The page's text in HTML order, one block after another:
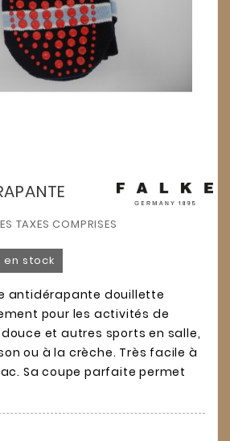
TAXES COMPRISES
en stock
antidérapante douillette
pour les activités de
et autres sports en salle,
ou à la crèche. Très facile à
Sa coupe parfaite permet